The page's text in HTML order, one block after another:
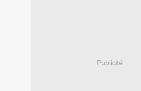
Publicité